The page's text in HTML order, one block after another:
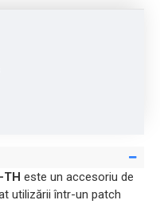
TH este un accesoriu de
utilizării într-un patch